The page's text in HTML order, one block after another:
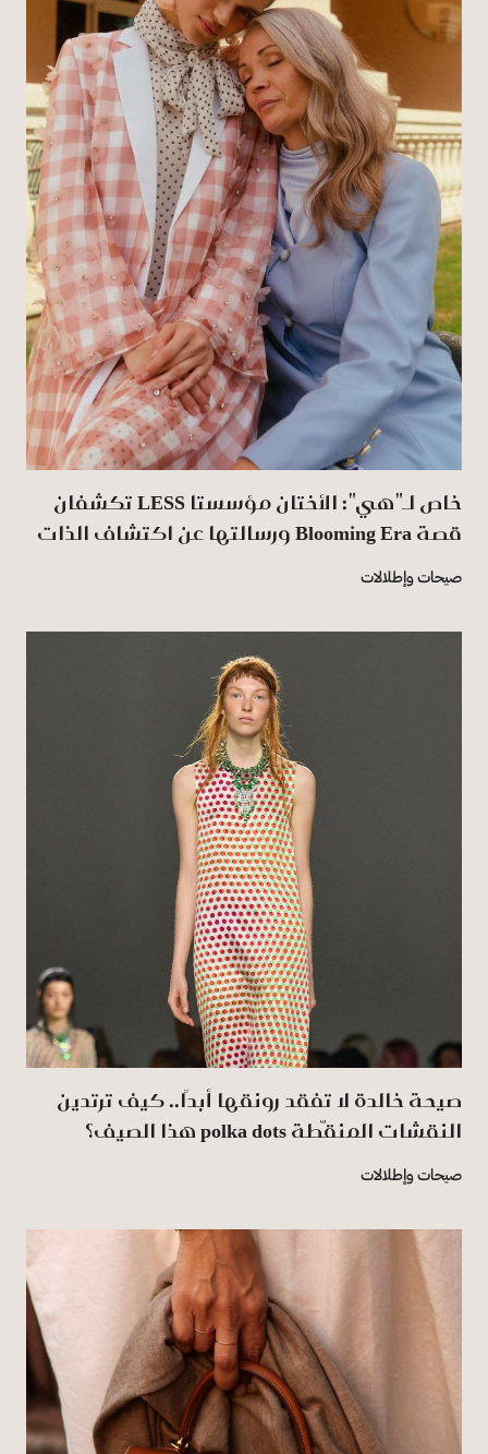
خاص لـ"هي": الأختان مؤسستا LESS تكشفان
قصة Blooming Era ورسالتها عن اكتشاف الذات
صيحات وإطلالات
صيحة خالدة لا تفقد رونقها أبدًا.. كيف ترتدين
النقشات المنقّطة polka dots هذا الصيف؟
صيحات وإطلالات